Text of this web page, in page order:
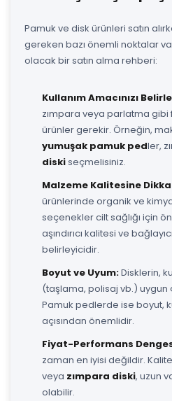
Pamuk ve disk ürünleri satın
gereken bazı önemli noktalar
olacak bir satın alma rehberi:
Kullanım Amacınızı
zımpara veya parlatma gibi
ürünler gerekir. Örneğin,
yumuşak pamuk pedler,
diskiseçmelisiniz.
Malzeme Kalitesine
ürünlerinde organik ve
seçenekler cilt sağlığı için
aşındırıcı kalitesi ve
belirleyicidir.
Boyut ve Uyum:Disklerin,
(taşlama, polisaj vb.) uygun
Pamuk pedlerde ise boyut,
açısından önemlidir.
Fiyat-Performans
zaman en iyisi değildir.
veya zımpara diski, uzun
olabilir.